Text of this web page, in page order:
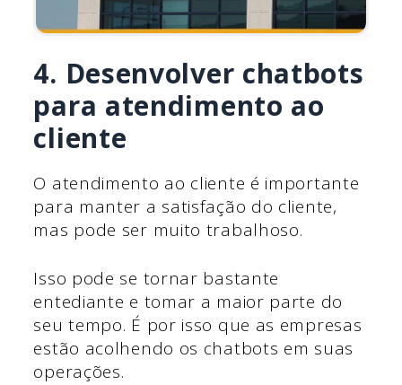
4. Desenvolver chatbots
para atendimento ao
cliente
O atendimento ao cliente é importante
para manter a satisfação do cliente,
mas pode ser muito trabalhoso.
Isso pode se tornar bastante
entediante e tomar a maior parte do
seu tempo. É por isso que as empresas
estão acolhendo os chatbots em suas
operações.